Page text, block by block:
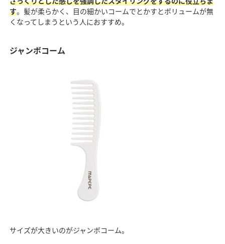
す。髪が柔らかく、目の細かいコームでとかすとボリュームが無
くなってしまうという人におすすめ。
ジャンボコーム
サイズが大きいのがジャンボコーム。